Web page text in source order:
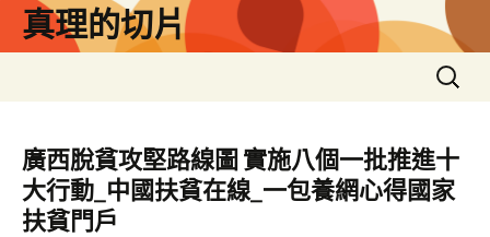
真理的切片
搜
尋
鍵
字:
廣西脫貧攻堅路線圖 實施八個一批推進十
大行動_中國扶貧在線_一包養網心得國家
扶貧門戶